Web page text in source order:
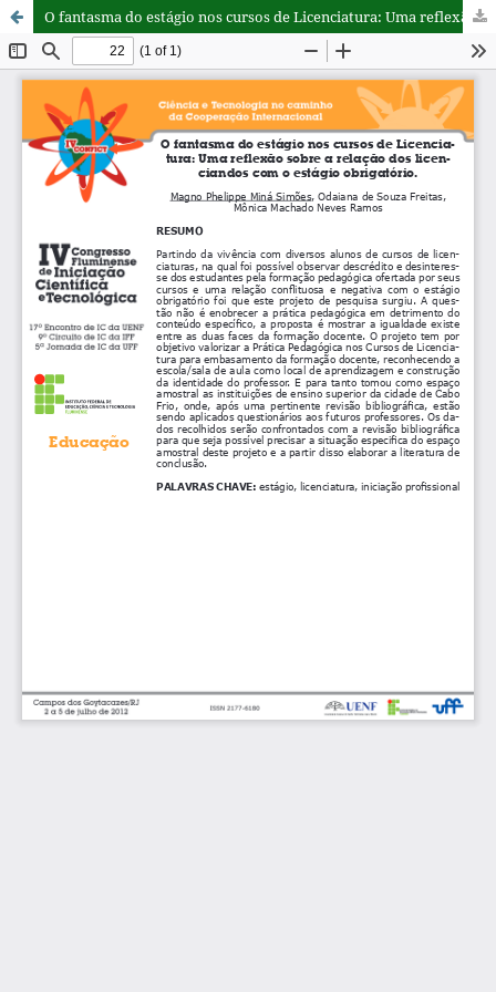
O fantasma do estágio nos cursos de Licenciatura: Uma reflexão sobre a relação dos licenciandos com o estágio obrigatório.